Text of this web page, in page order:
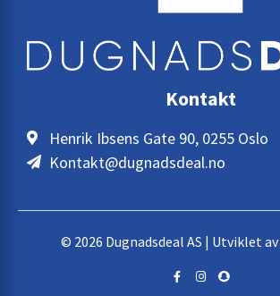
Kontakt
Henrik Ibsens Gate 90, 0255 Oslo
Kontakt@dugnadsdeal.no
© 2026 Dugnadsdeal AS | Utviklet av